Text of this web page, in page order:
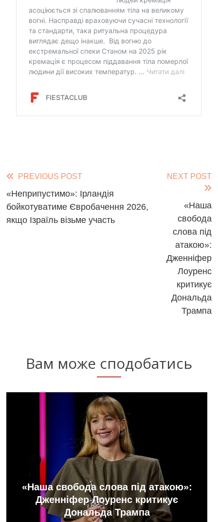
Read
more
articles
PREVIOUS POST
«Неприпустимо»: Ірландія
бойкотуватиме Євробачення 2026,
якщо Ізраїль візьме участь
NEXT POST
«Наша
свобода
слова під
атакою»:
Дженніфер
Лоуренс
критикує
Дональда
Трампа
Вам може сподобатись
«Наша свобода слова під атакою»:
Дженніфер Лоуренс критикує
Дональда Трампа